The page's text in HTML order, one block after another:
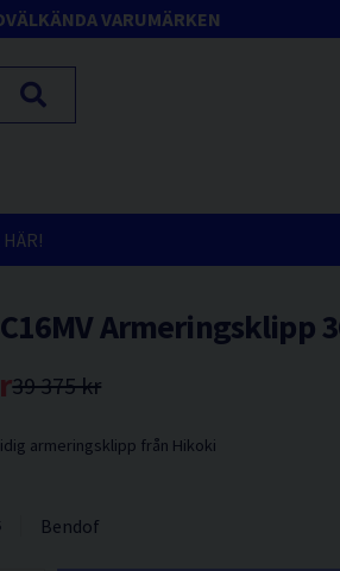
VÄLKÄNDA VARUMÄRKEN
Armeringsklipp
39 375 kr
armeringsklipp från Hikoki
Bendof